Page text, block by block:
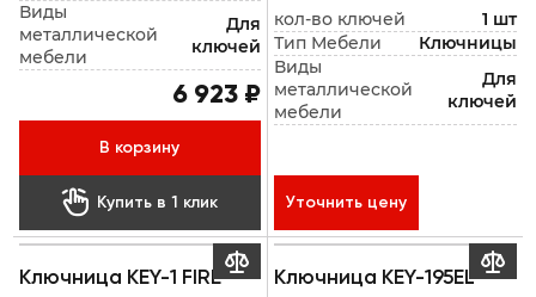
Виды
металлической
мебели
Для
ключей
6 923 ₽
В корзину
 Купить в 1 клик
кол-во ключей
1 шт
Тип Мебели
Ключницы
Виды
металлической
мебели
Для
ключей
Уточнить цену
Ключница KEY-1 FIRE

Ключница KEY-195EL
